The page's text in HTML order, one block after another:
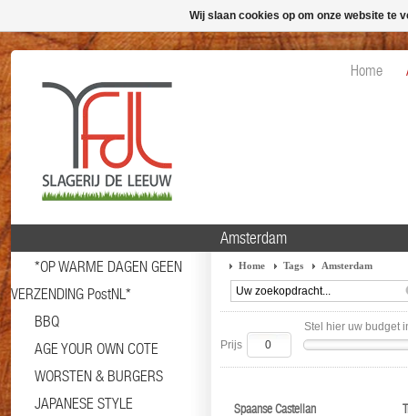
Home
*OP WARME DAGEN GEEN
VERZENDING PostNL*
BBQ
AGE YOUR OWN COTE
WORSTEN & BURGERS
JAPANESE STYLE
Amsterdam
Home Tags Amsterdam
Stel hier uw budget
Prijs
Spaanse Castellan
Wij slaan cookies op om onze website te